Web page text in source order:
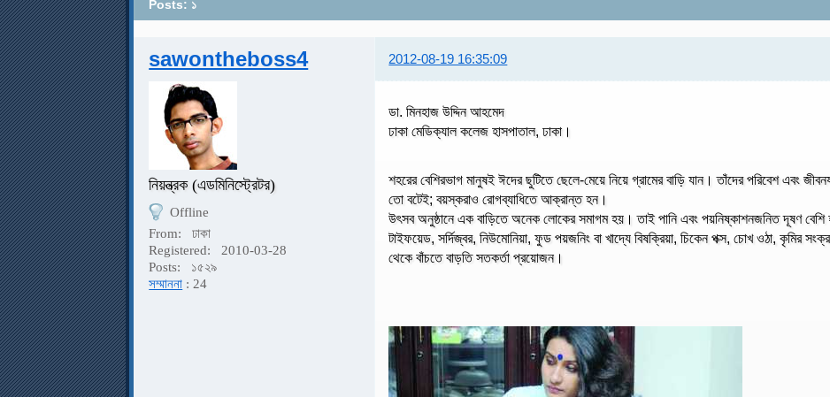
Posts: ১
sawontheboss4 2012-08-19 16:35:09
নিয়ন্ত্রক (এডমিনিস্ট্রেটর)
Offline
From:
ঢাকা
Registered:
2010-03-28
Posts:
১৫২৯
সম্মাননা : 24
ডা. মিনহাজ উদ্দিন আহমেদ
ঢাকা মেডিক্যাল কলেজ হাসপাতাল, ঢাকা।
শহরের বেশিরভাগ মানুষই ঈদের ছুটিতে ছেলে-মেয়ে নিয়ে গ্রামের বাড়ি যান। তাঁদের পরিবেশ এবং
তো বটেই; বয়স্করাও রোগব্যাধিতে আক্রান্ত হন।
উৎসব অনুষ্ঠানে এক বাড়িতে অনেক লোকের সমাগম হয়। তাই পানি এবং পয়নিষ্কাশনজনিত দূষণ বেশি
টাইফয়েড, সর্দিজ্বর, নিউমোনিয়া, ফুড পয়জনিং বা খাদ্যে বিষক্রিয়া, চিকেন পক্স, চোখ ওঠা, কৃমির
থেকে বাঁচতে বাড়তি সতকর্তা প্রয়োজন।